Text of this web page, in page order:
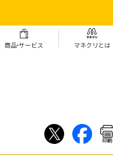
商品・サービス マネクリとは
印刷